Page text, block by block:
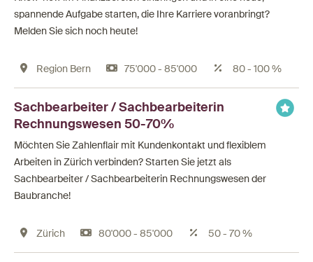
spannende Aufgabe starten, die Ihre Karriere voranbringt?
Melden Sie sich noch heute!
Region Bern 75'000 - 85'000 80 - 100 %
Sachbearbeiter / Sachbearbeiterin
Rechnungswesen 50-70%
Möchten Sie Zahlenflair mit Kundenkontakt und flexiblem
Arbeiten in Zürich verbinden? Starten Sie jetzt als
Sachbearbeiter / Sachbearbeiterin Rechnungswesen der
Baubranche!
Zürich 80'000 - 85'000 50 - 70 %